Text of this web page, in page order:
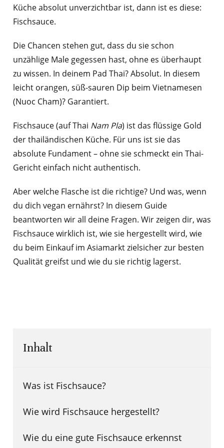
Küche absolut unverzichtbar ist, dann ist es diese:
Fischsauce.
Die Chancen stehen gut, dass du sie schon
unzählige Male gegessen hast, ohne es überhaupt
zu wissen. In deinem Pad Thai? Absolut. In diesem
leicht orangen, süß-sauren Dip beim Vietnamesen
(Nuoc Cham)? Garantiert.
Fischsauce (auf Thai Nam Pla) ist das flüssige Gold
der thailändischen Küche. Für uns ist sie das
absolute Fundament – ohne sie schmeckt ein Thai-
Gericht einfach nicht authentisch.
Aber welche Flasche ist die richtige? Und was, wenn
du dich vegan ernährst? In diesem Guide
beantworten wir all deine Fragen. Wir zeigen dir, was
Fischsauce wirklich ist, wie sie hergestellt wird, wie
du beim Einkauf im Asiamarkt zielsicher zur besten
Qualität greifst und wie du sie richtig lagerst.
Inhalt
Was ist Fischsauce?
Wie wird Fischsauce hergestellt?
Wie du eine gute Fischsauce erkennst